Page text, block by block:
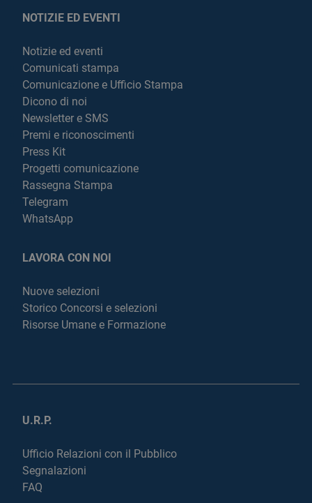
NOTIZIE ED EVENTI
Notizie ed eventi
Comunicati stampa
Comunicazione e Ufficio Stampa
Dicono di noi
Newsletter e SMS
Premi e riconoscimenti
Press Kit
Progetti comunicazione
Rassegna Stampa
Telegram
WhatsApp
LAVORA CON NOI
Nuove selezioni
Storico Concorsi e selezioni
Risorse Umane e Formazione
U.R.P.
Ufficio Relazioni con il Pubblico
Segnalazioni
FAQ